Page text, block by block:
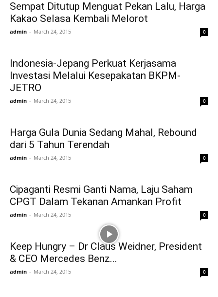
Sempat Ditutup Menguat Pekan Lalu, Harga
Kakao Selasa Kembali Melorot
admin - March 24, 2015 0
Indonesia-Jepang Perkuat Kerjasama
Investasi Melalui Kesepakatan BKPM-
JETRO
admin - March 24, 2015 0
Harga Gula Dunia Sedang Mahal, Rebound
dari 5 Tahun Terendah
admin - March 24, 2015 0
Cipaganti Resmi Ganti Nama, Laju Saham
CPGT Dalam Tekanan Amankan Profit
admin - March 24, 2015 0
Keep Hungry – Dr Claus Weidner, President
& CEO Mercedes Benz...
admin - March 24, 2015 0